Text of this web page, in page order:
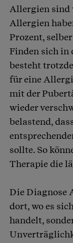
Allergien sind
Allergien
Prozent,
Finden sich in
besteht
für eine
mit der
wieder
belastend,
sollte. So
Therapie die
Die Diagnose
dort, wo es
handelt,